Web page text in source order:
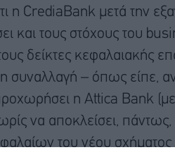
η CrediaBank μετά την
και τους στόχους του
δείκτες κεφαλαιακής
συναλλαγή – όπως είπε,
η Attica Bank
να αποκλείσει,
του νέου